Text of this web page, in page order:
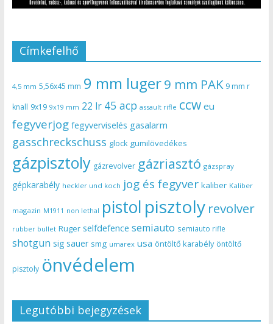
Címkefelhő
4,5 mm 5,56x45 mm 9 mm luger9 mm PAK 9 mm r
knall 9x19 9x19 mm 22 lr 45 acp assault rifle ccw eu
fegyverjog fegyverviselés gasalarm
gasschreckschuss glock gumilövedékes
gázpisztoly gázrevolver gázriasztó gázspray
gépkarabély heckler und koch jog és fegyver kaliber Kaliber
magazin M1911 non lethal pistol pisztoly revolver
rubber bullet Ruger selfdefence semiauto semiauto rifle
shotgun sig sauer smg umarex usa öntöltő karabély öntöltő
pisztoly önvédelem
Legutóbbi bejegyzések